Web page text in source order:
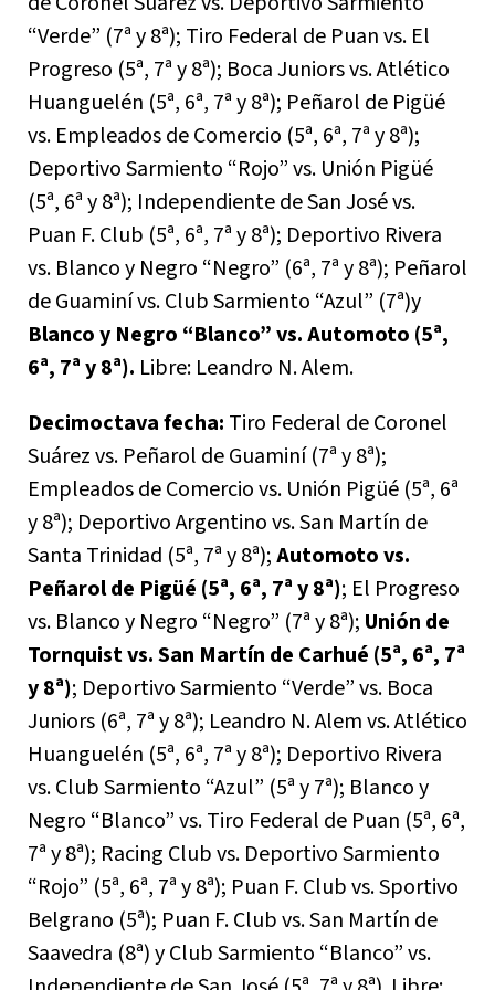
“Verde” (7ª y 8ª); Tiro Federal de Puan vs. El
Progreso (5ª, 7ª y 8ª); Boca Juniors vs. Atlético
Huanguelén (5ª, 6ª, 7ª y 8ª); Peñarol de Pigüé
vs. Empleados de Comercio (5ª, 6ª, 7ª y 8ª);
Deportivo Sarmiento “Rojo” vs. Unión Pigüé
(5ª, 6ª y 8ª); Independiente de San José vs.
Puan F. Club (5ª, 6ª, 7ª y 8ª); Deportivo Rivera
vs. Blanco y Negro “Negro” (6ª, 7ª y 8ª); Peñarol
de Guaminí vs. Club Sarmiento “Azul” (7ª)y
Blanco y Negro “Blanco” vs. Automoto (5ª,
6ª, 7ª y 8ª). Libre: Leandro N. Alem.
Decimoctava fecha: Tiro Federal de Coronel
Suárez vs. Peñarol de Guaminí (7ª y 8ª);
Empleados de Comercio vs. Unión Pigüé (5ª, 6ª
y 8ª); Deportivo Argentino vs. San Martín de
Santa Trinidad (5ª, 7ª y 8ª);Automoto vs.
Peñarol de Pigüé (5ª, 6ª, 7ª y 8ª); El Progreso
vs. Blanco y Negro “Negro” (7ª y 8ª); Unión de
Tornquist vs. San Martín de Carhué (5ª, 6ª, 7ª
y 8ª); Deportivo Sarmiento “Verde” vs. Boca
Juniors (6ª, 7ª y 8ª); Leandro N. Alem vs. Atlético
Huanguelén (5ª, 6ª, 7ª y 8ª); Deportivo Rivera
vs. Club Sarmiento “Azul” (5ª y 7ª); Blanco y
Negro “Blanco” vs. Tiro Federal de Puan (5ª, 6ª,
7ª y 8ª); Racing Club vs. Deportivo Sarmiento
“Rojo” (5ª, 6ª, 7ª y 8ª); Puan F. Club vs. Sportivo
Belgrano (5ª); Puan F. Club vs. San Martín de
Saavedra (8ª) y Club Sarmiento “Blanco” vs.